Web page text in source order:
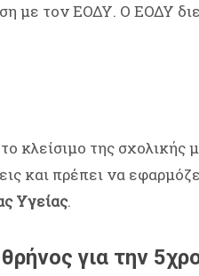
με τον ΕΟΔΥ. Ο ΕΟΔΥ
κλείσιμο της
και πρέπει να
Υγείας.
για την